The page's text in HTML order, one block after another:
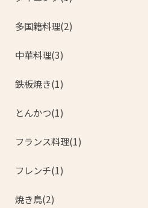
多国籍料理(2)
中華料理(3)
鉄板焼き(1)
とんかつ(1)
フランス料理(1)
フレンチ(1)
焼き鳥(2)